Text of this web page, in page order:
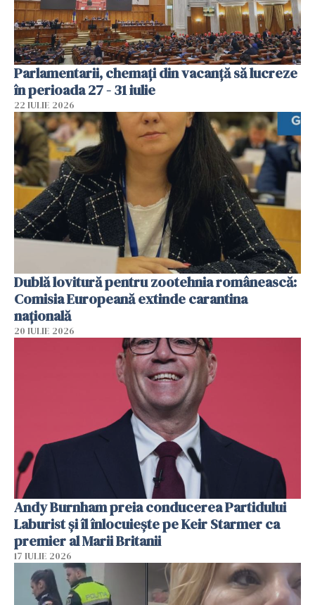
Parlamentarii, chemați din vacanță să lucreze
în perioada 27 - 31 iulie
22 IULIE 2026
Dublă lovitură pentru zootehnia românească:
Comisia Europeană extinde carantina
națională
20 IULIE 2026
Andy Burnham preia conducerea Partidului
Laburist și îl înlocuiește pe Keir Starmer ca
premier al Marii Britanii
17 IULIE 2026